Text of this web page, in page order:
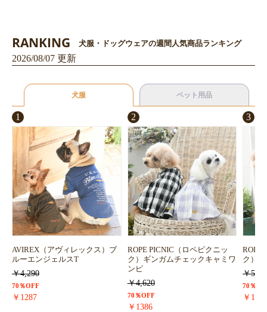
RANKING 犬服・ドッグウェアの週間人気商品ランキング
2026/08/07 更新
犬服 ペット用品
1
AVIREX（アヴィレックス）ブ
ルーエンジェルスT
￥4,290
70％OFF
￥1287
2
ROPE PICNIC（ロペピクニッ
ク）ギンガムチェックキャミワ
ンピ
￥4,620
70％OFF
￥1386
3
ROPE
ク）
￥
70％
￥